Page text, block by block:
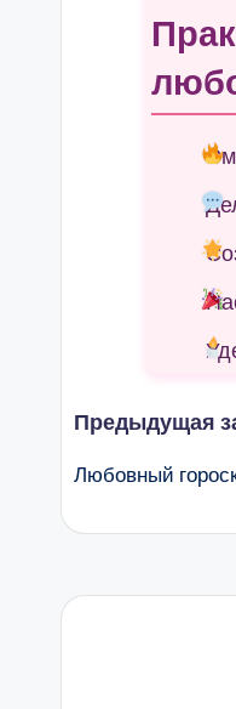
записи
Предыдущая
Любовный